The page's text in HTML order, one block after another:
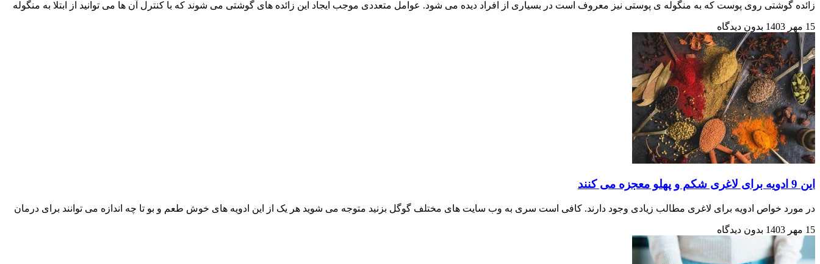
زائده گوشتی روی پوست که به منگوله ی پوستی نیز معروف است در بسیاری از افراد دیده می شود. عوامل متعددی موجب ایجاد این زائده های گوشتی می شوند که با کنترل آن ها می توانید از ابتلا به منگوله
15 مهر 1403 بدون دیدگاه
این 9 ادویه برای لاغری شکم و پهلو معجزه می کنند
در مورد خواص ادویه برای لاغری مطالب زیادی وجود دارند. کافی است سری به وب سایت های مختلف گوگل بزنید متوجه می شوید هر یک از این ادویه های خوش طعم و بو تا چه اندازه می توانند برای درمان
15 مهر 1403 بدون دیدگاه